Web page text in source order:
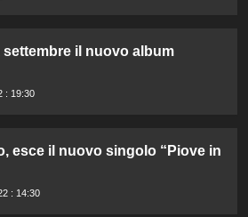
settembre il nuovo album
: 19:30
esce il nuovo singolo “Piove in
: 14:30